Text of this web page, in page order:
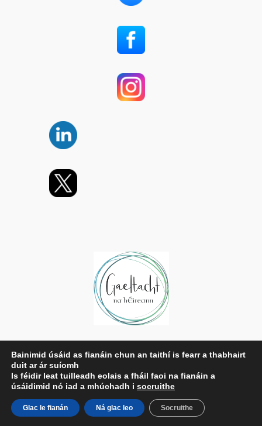
Príobháideachas
Beartas Príobháideachais
Téarmaí agus Coinníollacha
Bainimid úsáid as fianáin chun an taithí is fearr a thabhairt
duit ar ár suíomh
Is féidir leat tuilleadh eolais a fháil faoi na fianáin a
úsáidimid nó iad a mhúchadh i socruithe
Glac le fianán Ná glac leo Socruithe